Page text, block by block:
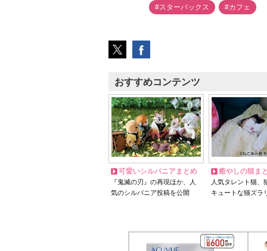
#スターバックス #カフェ
おすすめコンテンツ
可愛いシルバニアまとめ
『鬼滅の刃』の再現ほか、人
気のシルバニア投稿を公開
癒やしの猫ま
人気タレント猫
キュートな猫ズラ